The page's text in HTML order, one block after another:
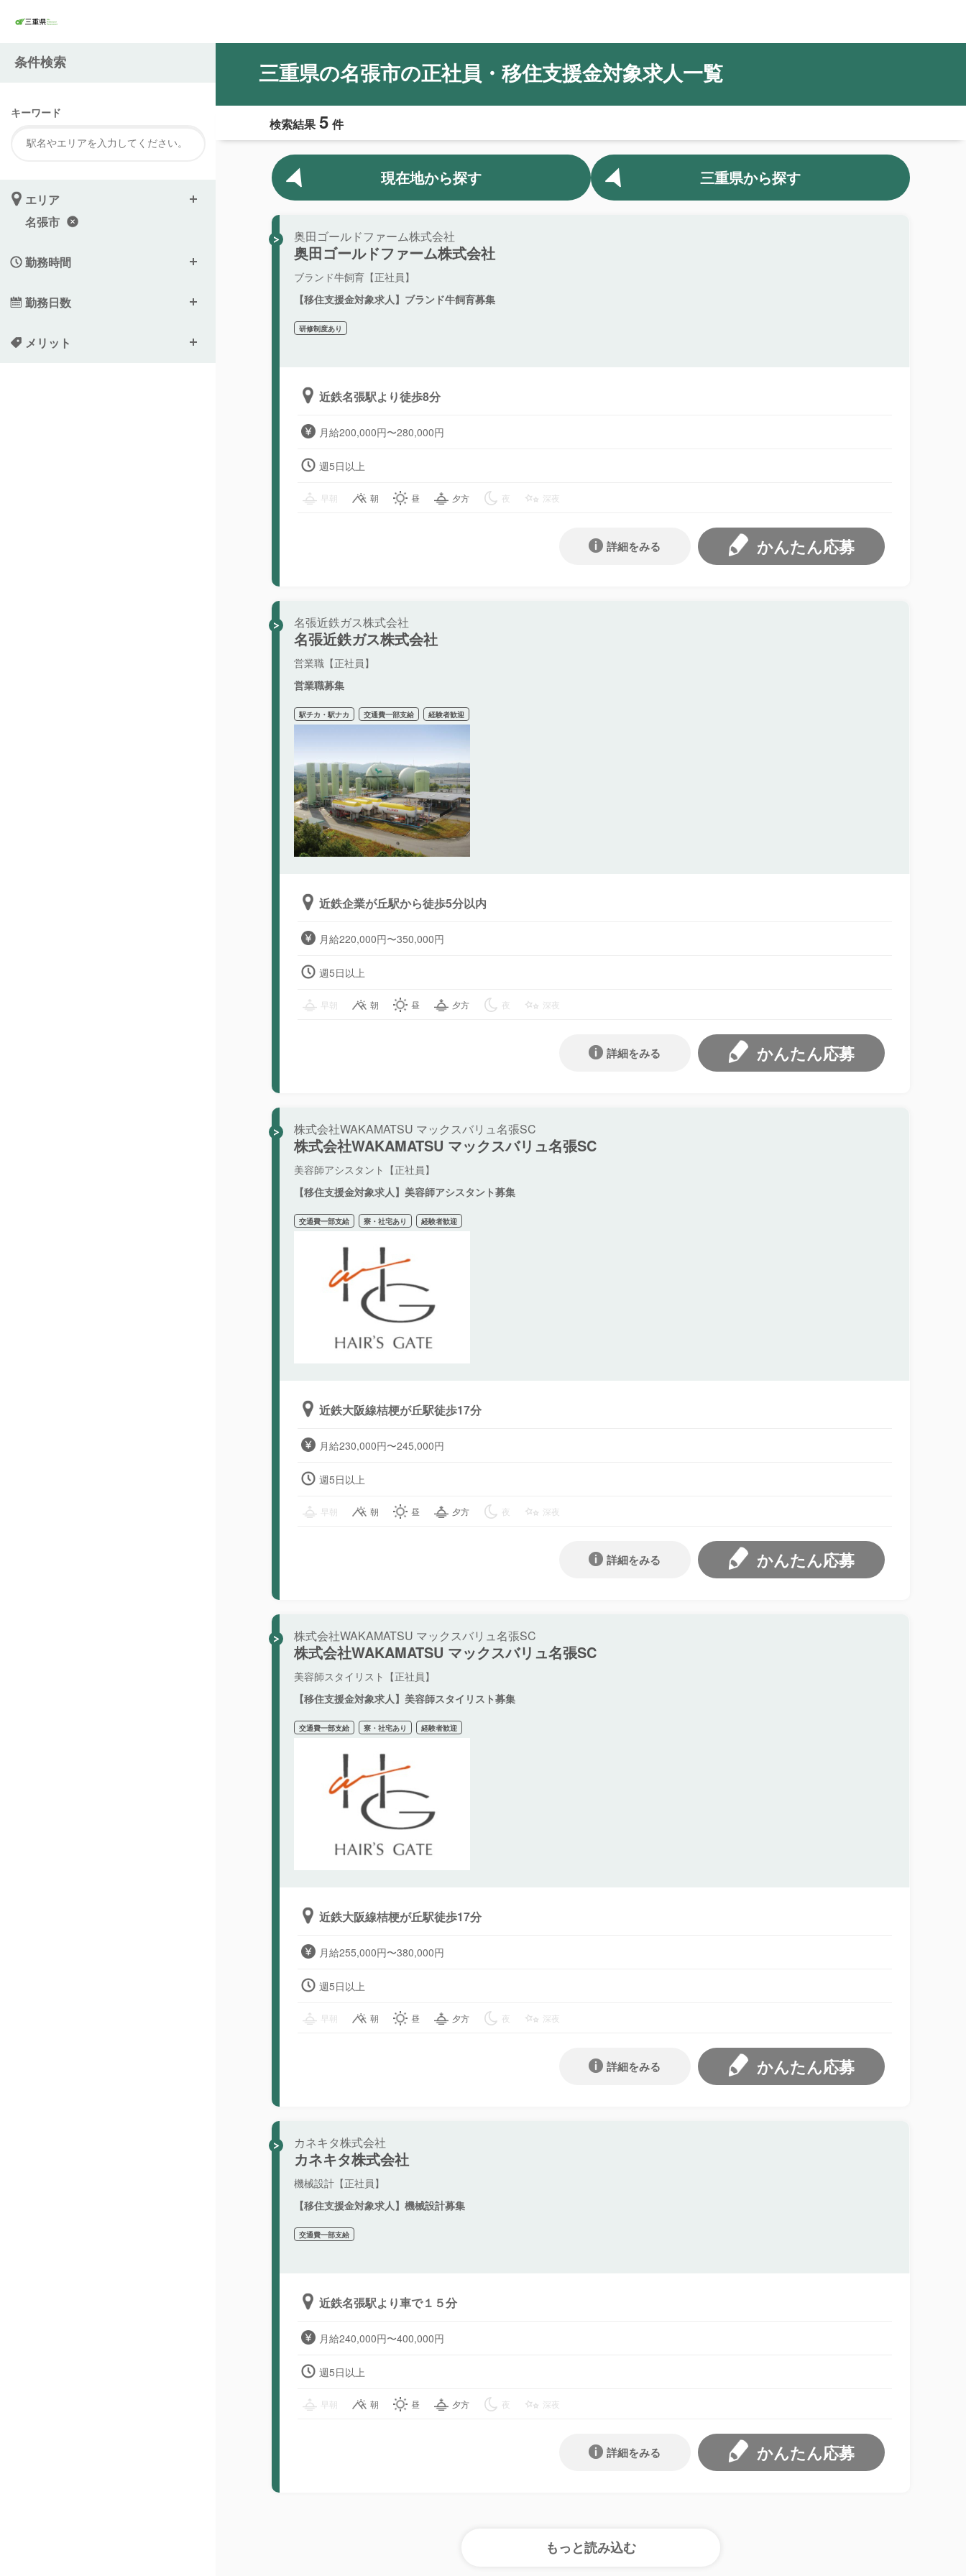
三重県の名張市の正社員・移住支援金対象求人一覧
検索結果 5 件
現在地から探す 三重県から探す
奥田ゴールドファーム株式会社
奥田ゴールドファーム株式会社
ブランド牛飼育【正社員】
【移住支援金対象求人】ブランド牛飼育募集
研修制度あり
近鉄名張駅より徒歩8分
月給200,000円〜280,000円
週5日以上
早朝 朝 昼 夕方 夜 深夜
かんたん応募
詳細をみる
名張近鉄ガス株式会社
名張近鉄ガス株式会社
営業職【正社員】
営業職募集
駅チカ・駅ナカ 交通費一部支給 経験者歓迎
近鉄企業が丘駅から徒歩5分以内
月給220,000円〜350,000円
週5日以上
早朝 朝 昼 夕方 夜 深夜
かんたん応募
詳細をみる
株式会社WAKAMATSU マックスバリュ名張SC
株式会社WAKAMATSU マックスバリュ名張SC
美容師アシスタント【正社員】
【移住支援金対象求人】美容師アシスタント募集
交通費一部支給 寮・社宅あり 経験者歓迎
近鉄大阪線桔梗が丘駅徒歩17分
月給230,000円〜245,000円
週5日以上
早朝 朝 昼 夕方 夜 深夜
かんたん応募
詳細をみる
株式会社WAKAMATSU マックスバリュ名張SC
株式会社WAKAMATSU マックスバリュ名張SC
美容師スタイリスト【正社員】
【移住支援金対象求人】美容師スタイリスト募集
交通費一部支給 寮・社宅あり 経験者歓迎
近鉄大阪線桔梗が丘駅徒歩17分
月給255,000円〜380,000円
週5日以上
早朝 朝 昼 夕方 夜 深夜
かんたん応募
詳細をみる
カネキタ株式会社
カネキタ株式会社
機械設計【正社員】
【移住支援金対象求人】機械設計募集
交通費一部支給
近鉄名張駅より車で１５分
月給240,000円〜400,000円
週5日以上
早朝 朝 昼 夕方 夜 深夜
かんたん応募
詳細をみる
条件検索
キーワード
エリア
名張市
勤務時間
勤務日数
メリット